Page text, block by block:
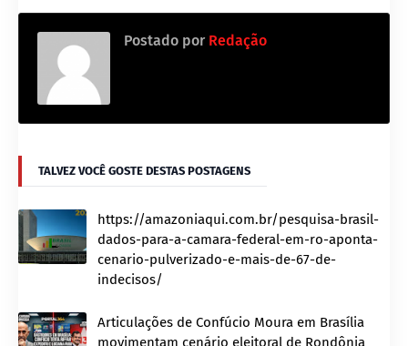
Postado por Redação
TALVEZ VOCÊ GOSTE DESTAS POSTAGENS
https://amazoniaqui.com.br/pesquisa-brasil-
dados-para-a-camara-federal-em-ro-aponta-
cenario-pulverizado-e-mais-de-67-de-
indecisos/
Articulações de Confúcio Moura em Brasília
movimentam cenário eleitoral de Rondônia